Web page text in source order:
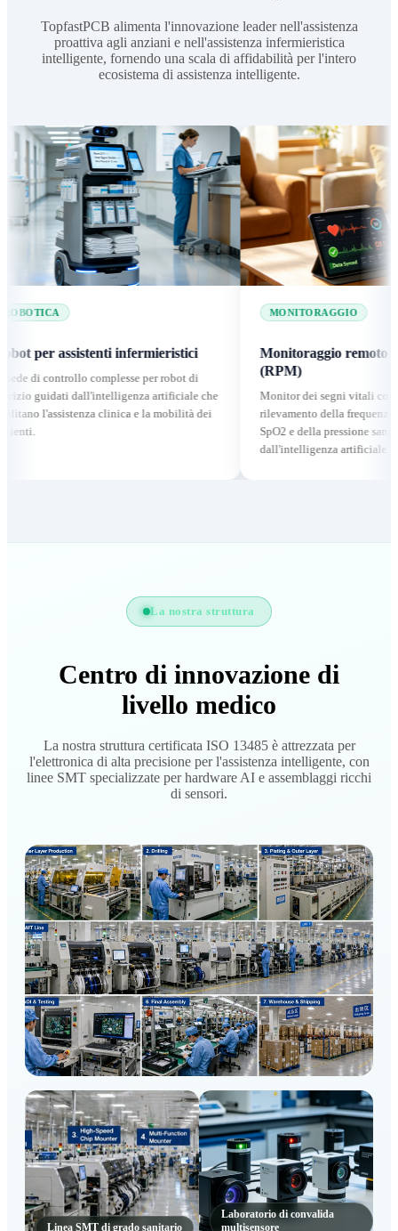
TopfastPCB alimenta l'innovazione leader nell'assistenza
proattiva agli anziani e nell'assistenza infermieristica
intelligente, fornendo una scala di affidabilità per l'intero
ecosistema di assistenza intelligente.
infermieristici
complesse per robot di
dall'intelligenza artificiale che
clinica e la mobilità dei
MONITORAGGIO
Monitoraggio remoto della salute
Monitor dei segni vitali connessi con
rilevamento della frequenza cardiaca,
SpO2 e della pressione sanguigna
dall'intelligenza artificiale.
La nostra struttura
Centro di innovazione di
livello medico
La nostra struttura certificata ISO 13485 è attrezzata per
l'elettronica di alta precisione per l'assistenza intelligente, con
linee SMT specializzate per hardware AI e assemblaggi ricchi
di sensori.
Piano di R&S Smart Care
Linea SMT di grado sanitario
Laboratorio di convalida
multisensore